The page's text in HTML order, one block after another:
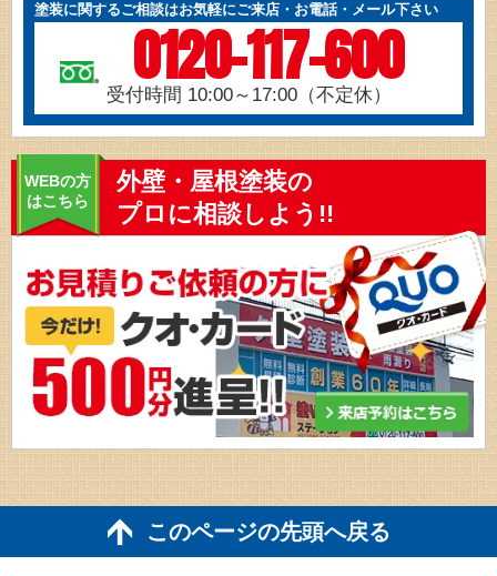
塗装に関するご相談はお気軽にご来店・お電話・メール下さい
0120-117-600
受付時間 10:00～17:00（不定休）
WEBの方
はこちら
外壁・屋根塗装の
プロに相談しよう!!
このページの先頭へ戻る